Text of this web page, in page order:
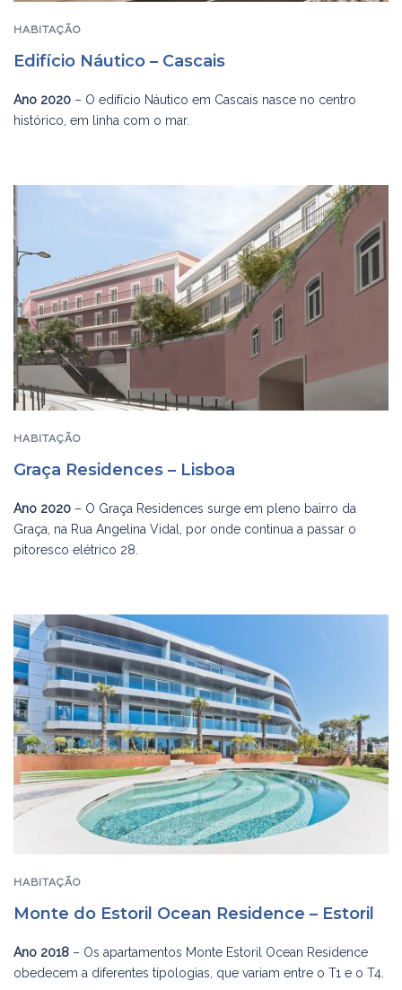
HABITAÇÃO
Edifício Náutico – Cascais
Ano 2020 – O edifício Náutico em Cascais nasce no centro
histórico, em linha com o mar.
HABITAÇÃO
Graça Residences – Lisboa
Ano 2020 – O Graça Residences surge em pleno bairro da
Graça, na Rua Angelina Vidal, por onde continua a passar o
pitoresco elétrico 28.
HABITAÇÃO
Monte do Estoril Ocean Residence – Estoril
Ano 2018 – Os apartamentos Monte Estoril Ocean Residence
obedecem a diferentes tipologias, que variam entre o T1 e o T4.